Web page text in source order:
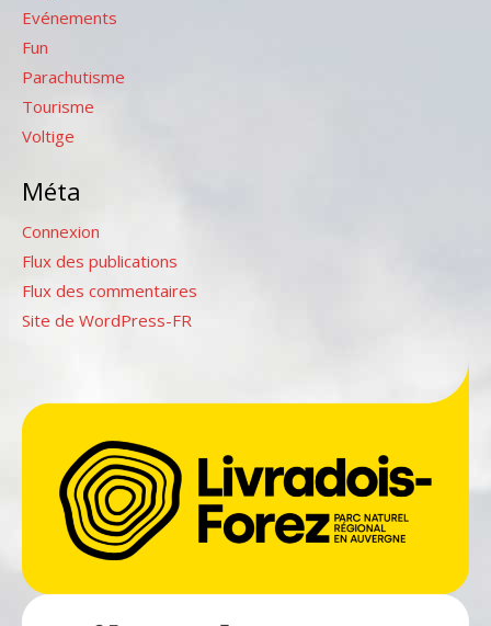
Evénements
Fun
Parachutisme
Tourisme
Voltige
Méta
Connexion
Flux des publications
Flux des commentaires
Site de WordPress-FR